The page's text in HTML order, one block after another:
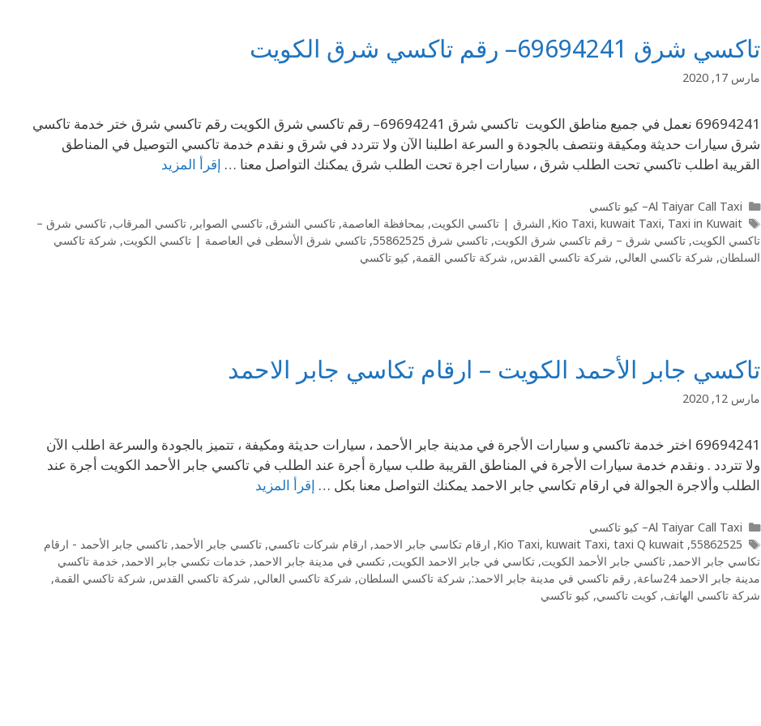
تاكسي شرق 69694241– رقم تاكسي شرق الكويت
مارس 17, 2020
69694241 نعمل في جميع مناطق الكويت تاكسي شرق 69694241– رقم تاكسي شرق الكويت رقم تاكسي شرق ختر خدمة تاكسي
شرق سيارات حديثة ومكيقة ونتصف بالجودة و السرعة اطلبنا الآن ولا تتردد في شرق و نقدم خدمة تاكسي التوصيل في المناطق
القريبة اطلب تاكسي تحت الطلب شرق ، سيارات اجرة تحت الطلب شرق يمكنك التواصل معنا … إقرأ المزيد
Al Taiyar Call Taxi– كيو تاكسي
Kio Taxi,kuwait Taxi, Taxi in Kuwait
, الشرق | تاكسي الكويت, بمحافظة العاصمة, تاكسي الشرق, تاكسي الصوابر , تاكسي المرقاب, تاكسي شرق –
تاكسي الكويت, تاكسي شرق – رقم تاكسي شرق الكويت, تاكسي شرق 55862525 , تاكسي شرق الأسطى في العاصمة | تاكسي الكويت, شركة تاكسي
السلطان, شركة تاكسي العالي, شركة تاكسي القدس, شركة تاكسي القمة, كيو تاكسي
تاكسي جابر الأحمد الكويت – ارقام تكاسي جابر الاحمد
مارس 12, 2020
69694241 اختر خدمة تاكسي و سيارات الأجرة في مدينة جابر الأحمد ، سيارات حديثة ومكيفة ، تتميز بالجودة والسرعة اطلب الآن
ولا تتردد . ونقدم خدمة سيارات الأجرة في المناطق القريبة طلب سيارة أجرة عند الطلب في تاكسي جابر الأحمد الكويت أجرة عند
الطلب وألاجرة الجوالة في ارقام تكاسي جابر الاحمد يمكنك التواصل معنا بكل … إقرأ المزيد
Al Taiyar Call Taxi– كيو تاكسي
55862525
,
Kio Taxi,kuwait Taxi,taxi Q kuwait
, ارقام تكاسي جابر الاحمد, ارقام شركات تاكسي, تاكسي جابر الأحمد, تاكسي جابر الأحمد - ارقام
تكاسي جابر الاحمد, تاكسي جابر الأحمد الكويت, تكاسي في جابر الاحمد الكويت, تكسي في مدينة جابر الاحمد, خدمات تكسي جابر الاحمد, خدمة تاكسي
مدينة جابر الاحمد 24ساعة
, رقم تاكسي في مدينة جابر الاحمد:, شركة تاكسي السلطان, شركة تاكسي العالي, شركة تاكسي القدس, شركة تاكسي القمة,
شركة تاكسي الهاتف, كويت تاكسي, كيو تاكسي